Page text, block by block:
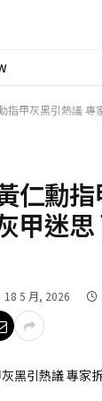
指甲灰黑引熱議 專家
仁勳
甲迷
18 5 月, 2026